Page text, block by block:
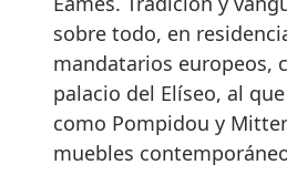
sobre todo, en
mandatarios europeos,
palacio del Elíseo, al
como Pompidou y
muebles